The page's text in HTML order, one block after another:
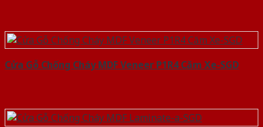
Cửa Gỗ Chống Cháy MDF Veneer P1R4 Căm Xe-SGD